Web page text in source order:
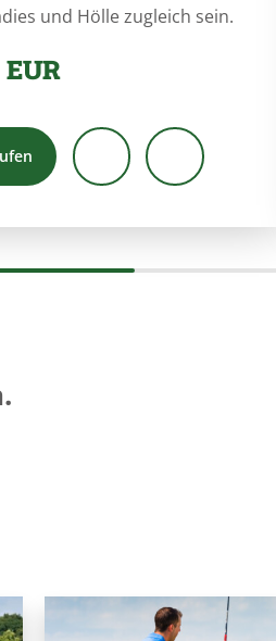
und Hölle zugleich sein.
EUR